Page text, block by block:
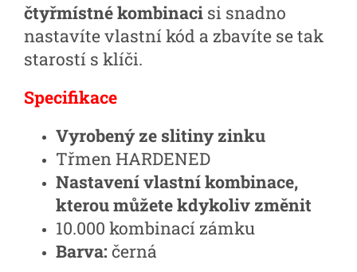
čtyřmístné kombinaci si snadno
nastavíte vlastní kód a zbavíte se tak
starostí s klíči.
Specifikace
Vyrobený ze slitiny zinku
Třmen HARDENED
Nastavení vlastní kombinace,
kterou můžete kdykoliv změnit
10.000 kombinací zámku
Barva: černá